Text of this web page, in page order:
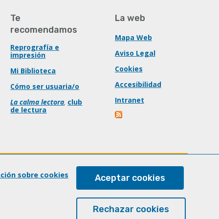
Te
recomendamos
Reprografía e
impresión
Mi Biblioteca
Cómo ser usuaria/o
La calma lectora, club
de lectura
La web
Mapa Web
Aviso Legal
Cookies
Accesibilidad
Intranet
sobre cookies Aceptar cookies
Rechazar cookies